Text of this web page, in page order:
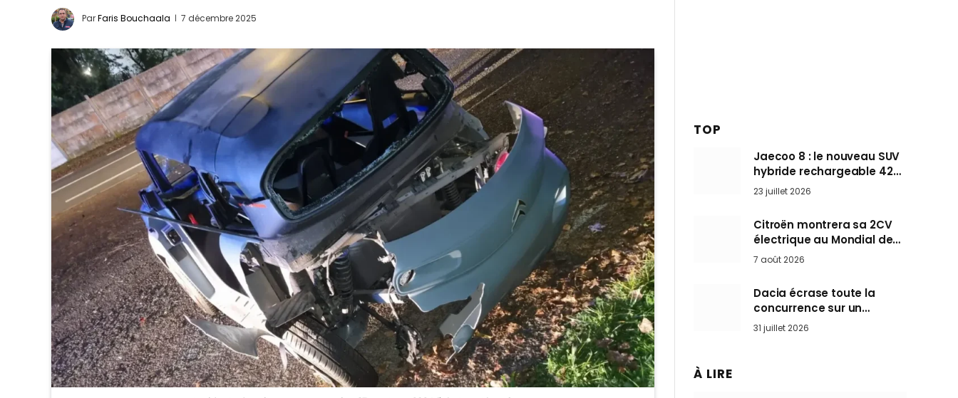
ParFaris Bouchaala 7 décembre 2025
TOP
Jaecoo 8 : le nouveau SUV
hybride rechargeable 428
ch qui vise l’Audi Q7 arrive
en Europe cet automne
23 juillet 2026
Citroën montrera sa 2CV
électrique au Mondial de
Paris pendant que BMW et
7 août 2026
Dacia écrase toute la
concurrence sur un
marché où personne ne
l’attendait
31 juillet 2026
À LIRE